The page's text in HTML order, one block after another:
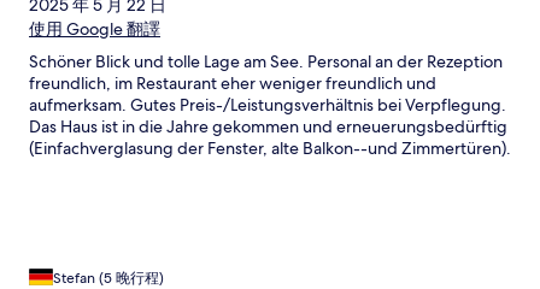
2025 年 5 月 22 日
使用 Google 翻譯
Schöner Blick und tolle Lage am See. Personal an der Rezeption
freundlich, im Restaurant eher weniger freundlich und
aufmerksam. Gutes Preis-/Leistungsverhältnis bei Verpflegung.
Das Haus ist in die Jahre gekommen und erneuerungsbedürftig
(Einfachverglasung der Fenster, alte Balkon--und Zimmertüren).
Stefan (5 晚行程)